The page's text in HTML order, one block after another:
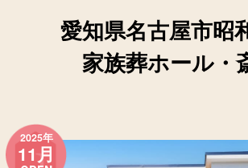
愛知県名古屋市昭
家族葬ホール・
2025年
11月